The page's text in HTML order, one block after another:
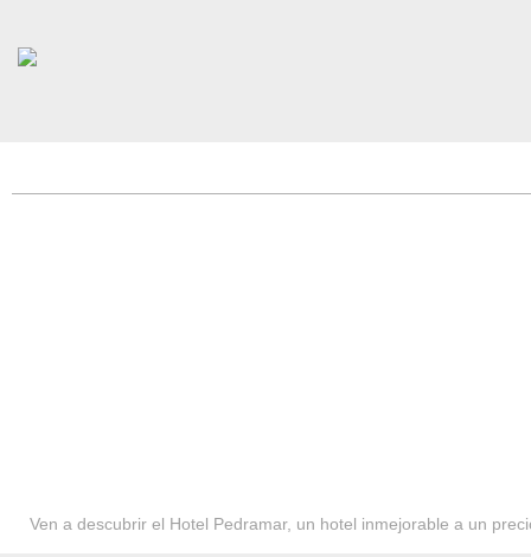
Ven a descubrir el Hotel Pedramar, un hotel inmejorable a un